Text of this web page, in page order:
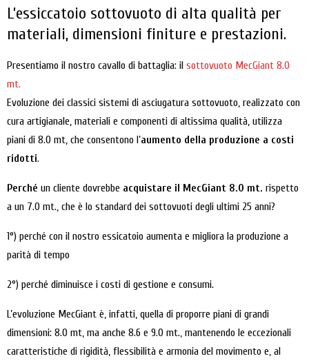
L’essiccatoio sottovuoto di alta qualità per
materiali, dimensioni finiture e prestazioni.
Presentiamo il nostro cavallo di battaglia: il sottovuoto MecGiant 8.0
mt.
Evoluzione dei classici sistemi di asciugatura sottovuoto, realizzato con
cura artigianale, materiali e componenti di altissima qualità, utilizza
piani di 8.0 mt, che consentono l’aumento della produzione a costi
ridotti.
Perché un cliente dovrebbe acquistare il MecGiant 8.0 mt. rispetto
a un 7.0 mt., che è lo standard dei sottovuoti degli ultimi 25 anni?
1°) perché con il nostro essicatoio aumenta e migliora la produzione a
parità di tempo
2°) perché diminuisce i costi di gestione e consumi.
L’evoluzione MecGiant è, infatti, quella di proporre piani di grandi
dimensioni: 8.0 mt, ma anche 8.6 e 9.0 mt., mantenendo le eccezionali
caratteristiche di rigidità, flessibilità e armonia del movimento e, al